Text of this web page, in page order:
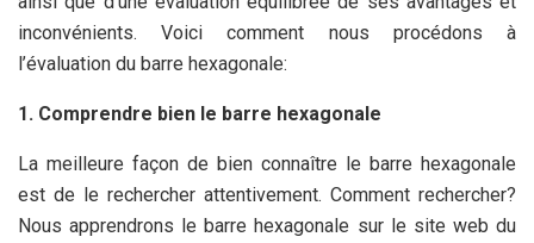
inconvénients. Voici comment nous procédons à
l’évaluation du barre hexagonale:
1. Comprendre bien le barre hexagonale
La meilleure façon de bien connaître le barre hexagonale
est de le rechercher attentivement. Comment rechercher?
Nous apprendrons le barre hexagonale sur le site web du